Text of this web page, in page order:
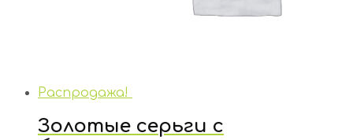
Распродажа!
Золотые серьги с